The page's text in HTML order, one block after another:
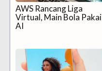
AWS Rancang Liga
Virtual, Main Bola Pakai
AI